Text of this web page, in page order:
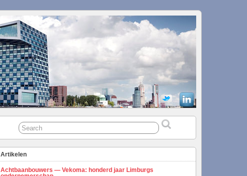
Artikelen
Achtbaanbouwers — Vekoma: honderd jaar Limburgs